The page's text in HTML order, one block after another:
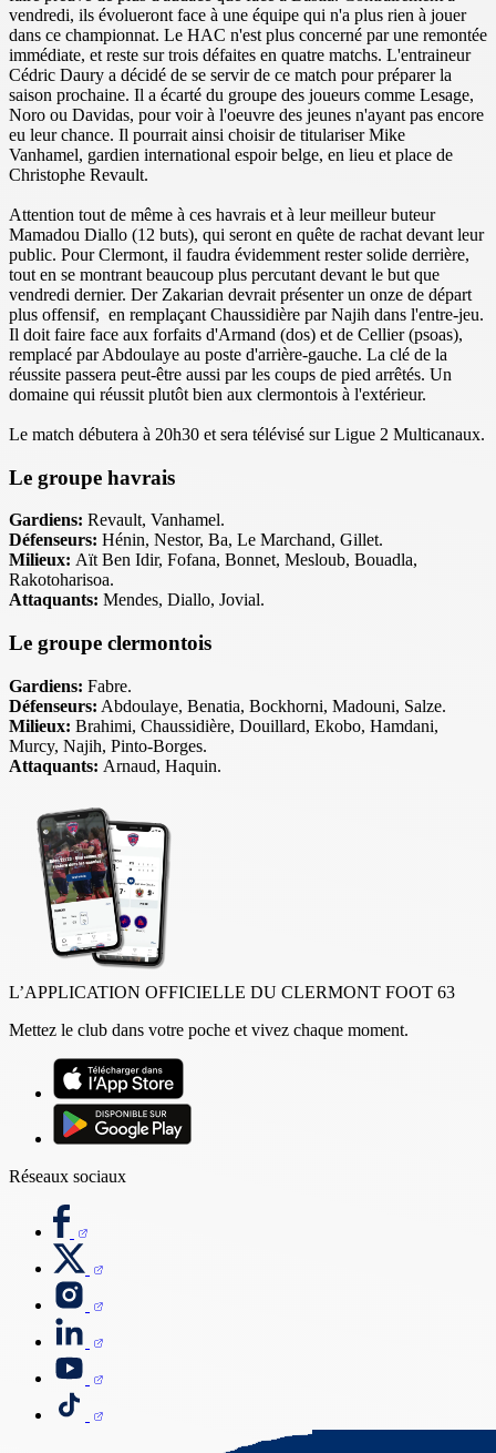
vendredi, ils évolueront face à une équipe qui n'a plus rien à jouer
dans ce championnat. Le HAC n'est plus concerné par une remontée
immédiate, et reste sur trois défaites en quatre matchs. L'entraineur
Cédric Daury a décidé de se servir de ce match pour préparer la
saison prochaine. Il a écarté du groupe des joueurs comme Lesage,
Noro ou Davidas, pour voir à l'oeuvre des jeunes n'ayant pas encore
eu leur chance. Il pourrait ainsi choisir de titulariser Mike
Vanhamel, gardien international espoir belge, en lieu et place de
Christophe Revault.
Attention tout de même à ces havrais et à leur meilleur buteur
Mamadou Diallo (12 buts), qui seront en quête de rachat devant leur
public. Pour Clermont, il faudra évidemment rester solide derrière,
tout en se montrant beaucoup plus percutant devant le but que
vendredi dernier. Der Zakarian devrait présenter un onze de départ
plus offensif, en remplaçant Chaussidière par Najih dans l'entre-jeu.
Il doit faire face aux forfaits d'Armand (dos) et de Cellier (psoas),
remplacé par Abdoulaye au poste d'arrière-gauche. La clé de la
réussite passera peut-être aussi par les coups de pied arrêtés. Un
domaine qui réussit plutôt bien aux clermontois à l'extérieur.
Le match débutera à 20h30 et sera télévisé sur Ligue 2 Multicanaux.
Le groupe havrais
Gardiens: Revault, Vanhamel.
Défenseurs: Hénin, Nestor, Ba, Le Marchand, Gillet.
Milieux: Aït Ben Idir, Fofana, Bonnet, Mesloub, Bouadla,
Rakotoharisoa.
Attaquants: Mendes, Diallo, Jovial.
Le groupe clermontois
Gardiens: Fabre.
Défenseurs: Abdoulaye, Benatia, Bockhorni, Madouni, Salze.
Milieux: Brahimi, Chaussidière, Douillard, Ekobo, Hamdani,
Murcy, Najih, Pinto-Borges.
Attaquants: Arnaud, Haquin.
L’APPLICATION OFFICIELLE DU CLERMONT FOOT 63
Mettez le club dans votre poche et vivez chaque moment.
Réseaux sociaux